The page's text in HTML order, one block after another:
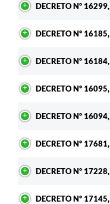
DECRETO Nº
DECRETO Nº
DECRETO Nº
DECRETO Nº
DECRETO Nº
DECRETO Nº
DECRETO Nº
DECRETO Nº